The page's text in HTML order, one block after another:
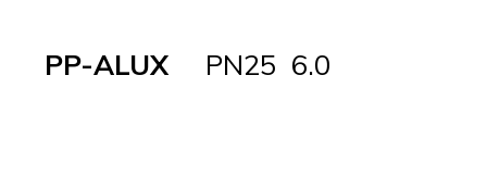
PP-ALUX PN25 6.0